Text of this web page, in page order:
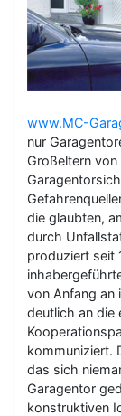
www.MC-
nur
Großeltern von
die glaubten,
durch
produziert seit
von Anfang an
deutlich an die
kommuniziert.
das sich
Garagentor
konstruktiven